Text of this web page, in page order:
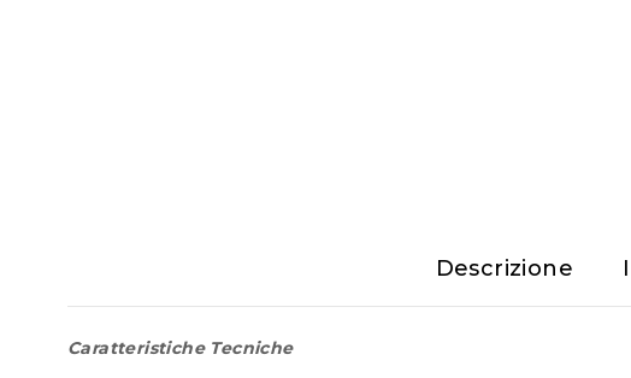
Descrizione
Caratteristiche Tecniche